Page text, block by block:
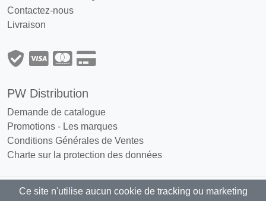
Contactez-nous
Livraison
PW Distribution
Demande de catalogue
Promotions - Les marques
Conditions Générales de Ventes
Charte sur la protection des données
Ce site n'utilise aucun cookie de tracking ou marketing